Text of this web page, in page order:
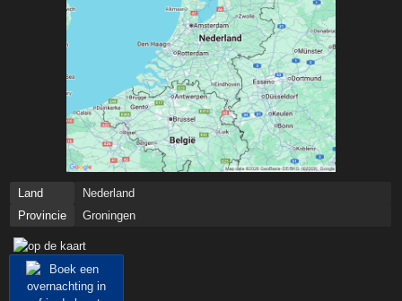
Land
Nederland
Provincie
Groningen